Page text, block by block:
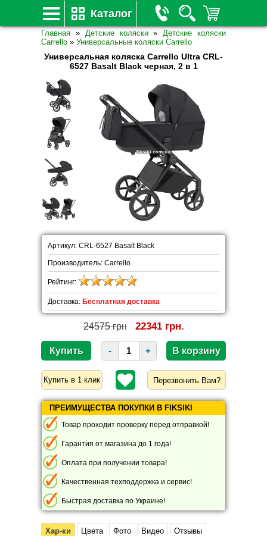
Каталог
Главная » Детские коляски »Детские коляски
Carrello » Универсальные коляски Carrello
Универсальная коляска Carrello Ultra CRL-
6527 Basalt Black черная, 2 в 1
Артикул: CRL-6527 Basalt Black
Производитель: Carrello
Рейтинг:
Доставка: Бесплатная доставка
24575 грн 22341 грн.
- +
Перезвонить Вам?
ПРЕИМУЩЕСТВА ПОКУПКИ В FIKSIKI
Товар проходит проверку перед отправкой!
Гарантия от магазина до 1 года!
Оплата при получении товара!
Качественная техподдержка и сервис!
Быстрая доставка по Украине!
Хар-ки Цвета Фото Видео Отзывы